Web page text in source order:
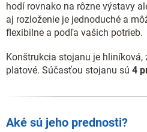
hodí rovnako na rôzne výstavy
aj rozloženie je jednoduché a
flexibilne a podľa vašich potrieb.
Konštrukcia stojanu je
platové. Súčasťou stojanu sú 4
Aké sú jeho prednosti?